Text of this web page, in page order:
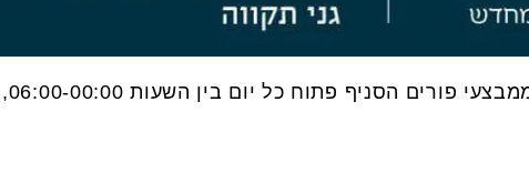
"סופרטל" מזמינה את תושבי גני תקווה והסביבה להנות ממבצעי פורים הסניף פתוח כל יום בין השעות 06:00-00:00,